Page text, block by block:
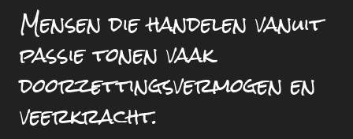
Mensen die handelen vanuit
passie tonen vaak
doorzettingsvermogen en
veerkracht.